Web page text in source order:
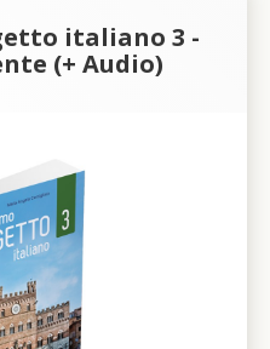
italiano 3 -
(+ Audio)